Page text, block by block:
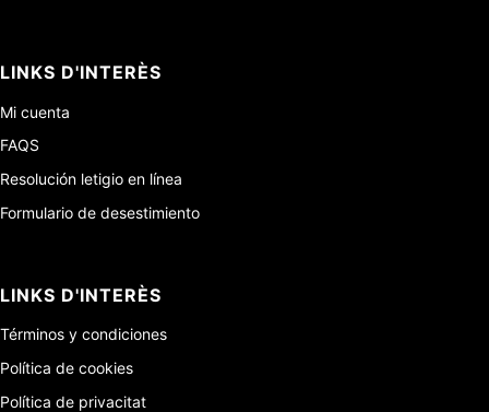
LINKS D'INTERÈS
Mi cuenta
FAQS
Resolución letigio en línea
Formulario de desestimiento
LINKS D'INTERÈS
Términos y condiciones
Política de cookies
Política de privacitat